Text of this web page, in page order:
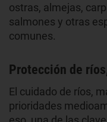
ostras, almejas,
salmones y otras
comunes.
Protección de
El cuidado de ríos,
prioridades